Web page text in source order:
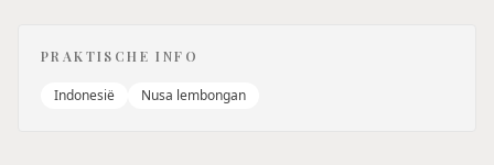
PRAKTISCHE INFO
Indonesië Nusa lembongan